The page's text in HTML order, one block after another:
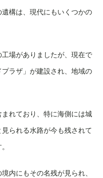
構は、現代にもいくつかの
場がありましたが、現在で
ラザ」が建設され、地域の
れており、特に海側には城
られる水路が今も残されて
境内にもその名残が見られ、